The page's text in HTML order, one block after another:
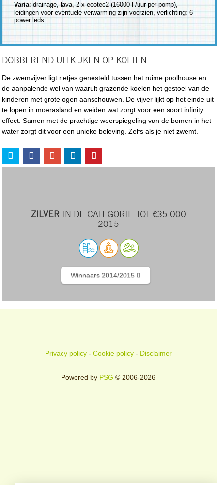
Varia: drainage, lava, 2 x ecotec2 (16000 l /uur per pomp),
leidingen voor eventuele verwarming zijn voorzien, verlichting: 6
power leds
DOBBEREND UITKIJKEN OP KOEIEN
De zwemvijver ligt netjes genesteld tussen het ruime poolhouse en
de aanpalende wei van waaruit grazende koeien het gestoei van de
kinderen met grote ogen aanschouwen. De vijver lijkt op het einde uit
te lopen in moerasland en weiden wat zorgt voor een soort infinity
effect. Samen met de prachtige weerspiegeling van de bomen in het
water zorgt dit voor een unieke beleving. Zelfs als je niet zwemt.
ZILVER IN DE CATEGORIE TOT €35.000
2015
Winnaars 2014/2015
Privacy policy- Cookie policy- Disclaimer
Powered by PSG © 2006-2026